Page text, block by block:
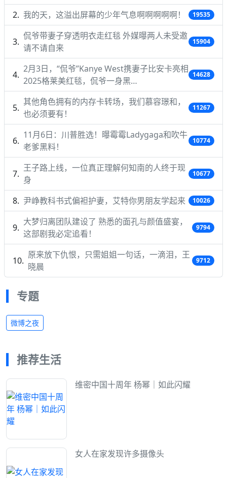
我的天，这溢出屏幕的少年气息啊啊啊啊啊！ 19535
侃爷带妻子穿透明衣走红毯 外媒曝两人未受邀
请不请自来
15904
2月3日，“侃爷”Kanye West携妻子比安卡亮相
2025格莱美红毯，侃爷一身黑…
14628
其他角色拥有的内存卡转场，我们慕容璟和，
也必须要有！
11267
11月6日：川普胜选！曝霉霉Ladygaga和吹牛
老爹黑料！
10774
王子路上线，一位真正理解何知南的人终于现
身
10677
尹峥教科书式偏袒护妻，艾特你男朋友学起来 10026
大梦归离团队建设了 熟悉的面孔与颜值盛宴，
这部剧我必定追看！
9794
原来放下仇恨，只需姐姐一句话，一滴泪，王
晓晨
9712
专题
微博之夜
推荐生活
维密中国十周年 杨幂｜如此闪耀
女人在家发现许多摄像头